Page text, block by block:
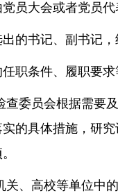
员大会或者党员
的书记、副书记
职条件、履职要
查委员会根据需要
的具体措施，研
关、高校等单位中